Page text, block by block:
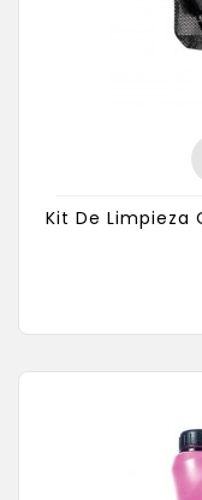
Kit De Limpieza